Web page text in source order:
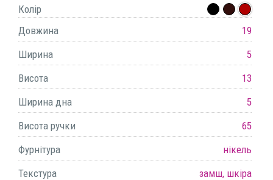
Колір
Довжина
19
Ширина
5
Висота
13
Ширина дна
5
Висота ручки
65
Фурнітура
нікель
Текстура
замш, шкіра